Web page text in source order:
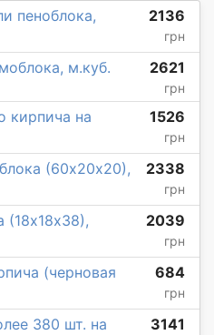
пеноблока,
2136
грн
м.куб. 2621
грн
кирпича на
1526
грн
(60х20х20),
2338
грн
(18х18х38),
2039
грн
(черновая
684
грн
380 шт. на
3141